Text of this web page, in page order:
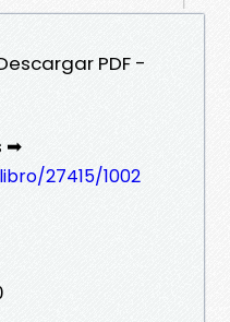
Descargar PDF -
➡
27415/1002